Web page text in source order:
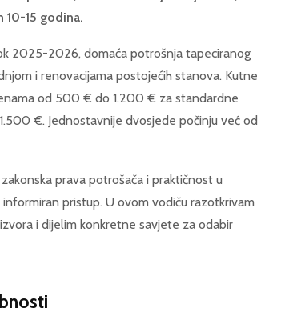
10-15 godina.
2025-2026, domaća potrošnja tapeciranog
i renovacijama postojećih stanova. Kutne
od 500 € do 1.200 € za standardne
€. Jednostavnije dvosjede počinju već od
prava potrošača i praktičnost u
pristup. U ovom vodiču razotkrivam
i dijelim konkretne savjete za odabir